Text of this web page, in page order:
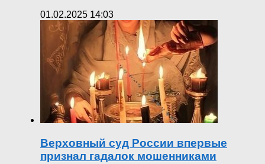
01.02.2025 14:03
Верховный суд России впервые
признал гадалок мошенниками